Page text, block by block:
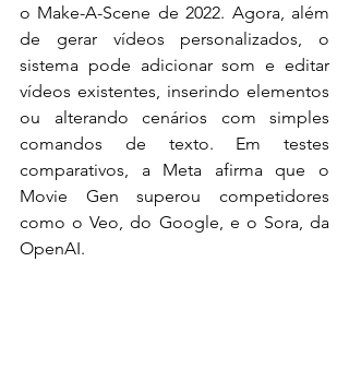
o Make-A-Scene de 2022. Agora, além
de gerar vídeos personalizados, o
sistema pode adicionar som e editar
vídeos existentes, inserindo elementos
ou alterando cenários com simples
comandos de texto. Em testes
comparativos, a Meta afirma que o
Movie Gen superou competidores
como o Veo, do Google, e o Sora, da
OpenAI.